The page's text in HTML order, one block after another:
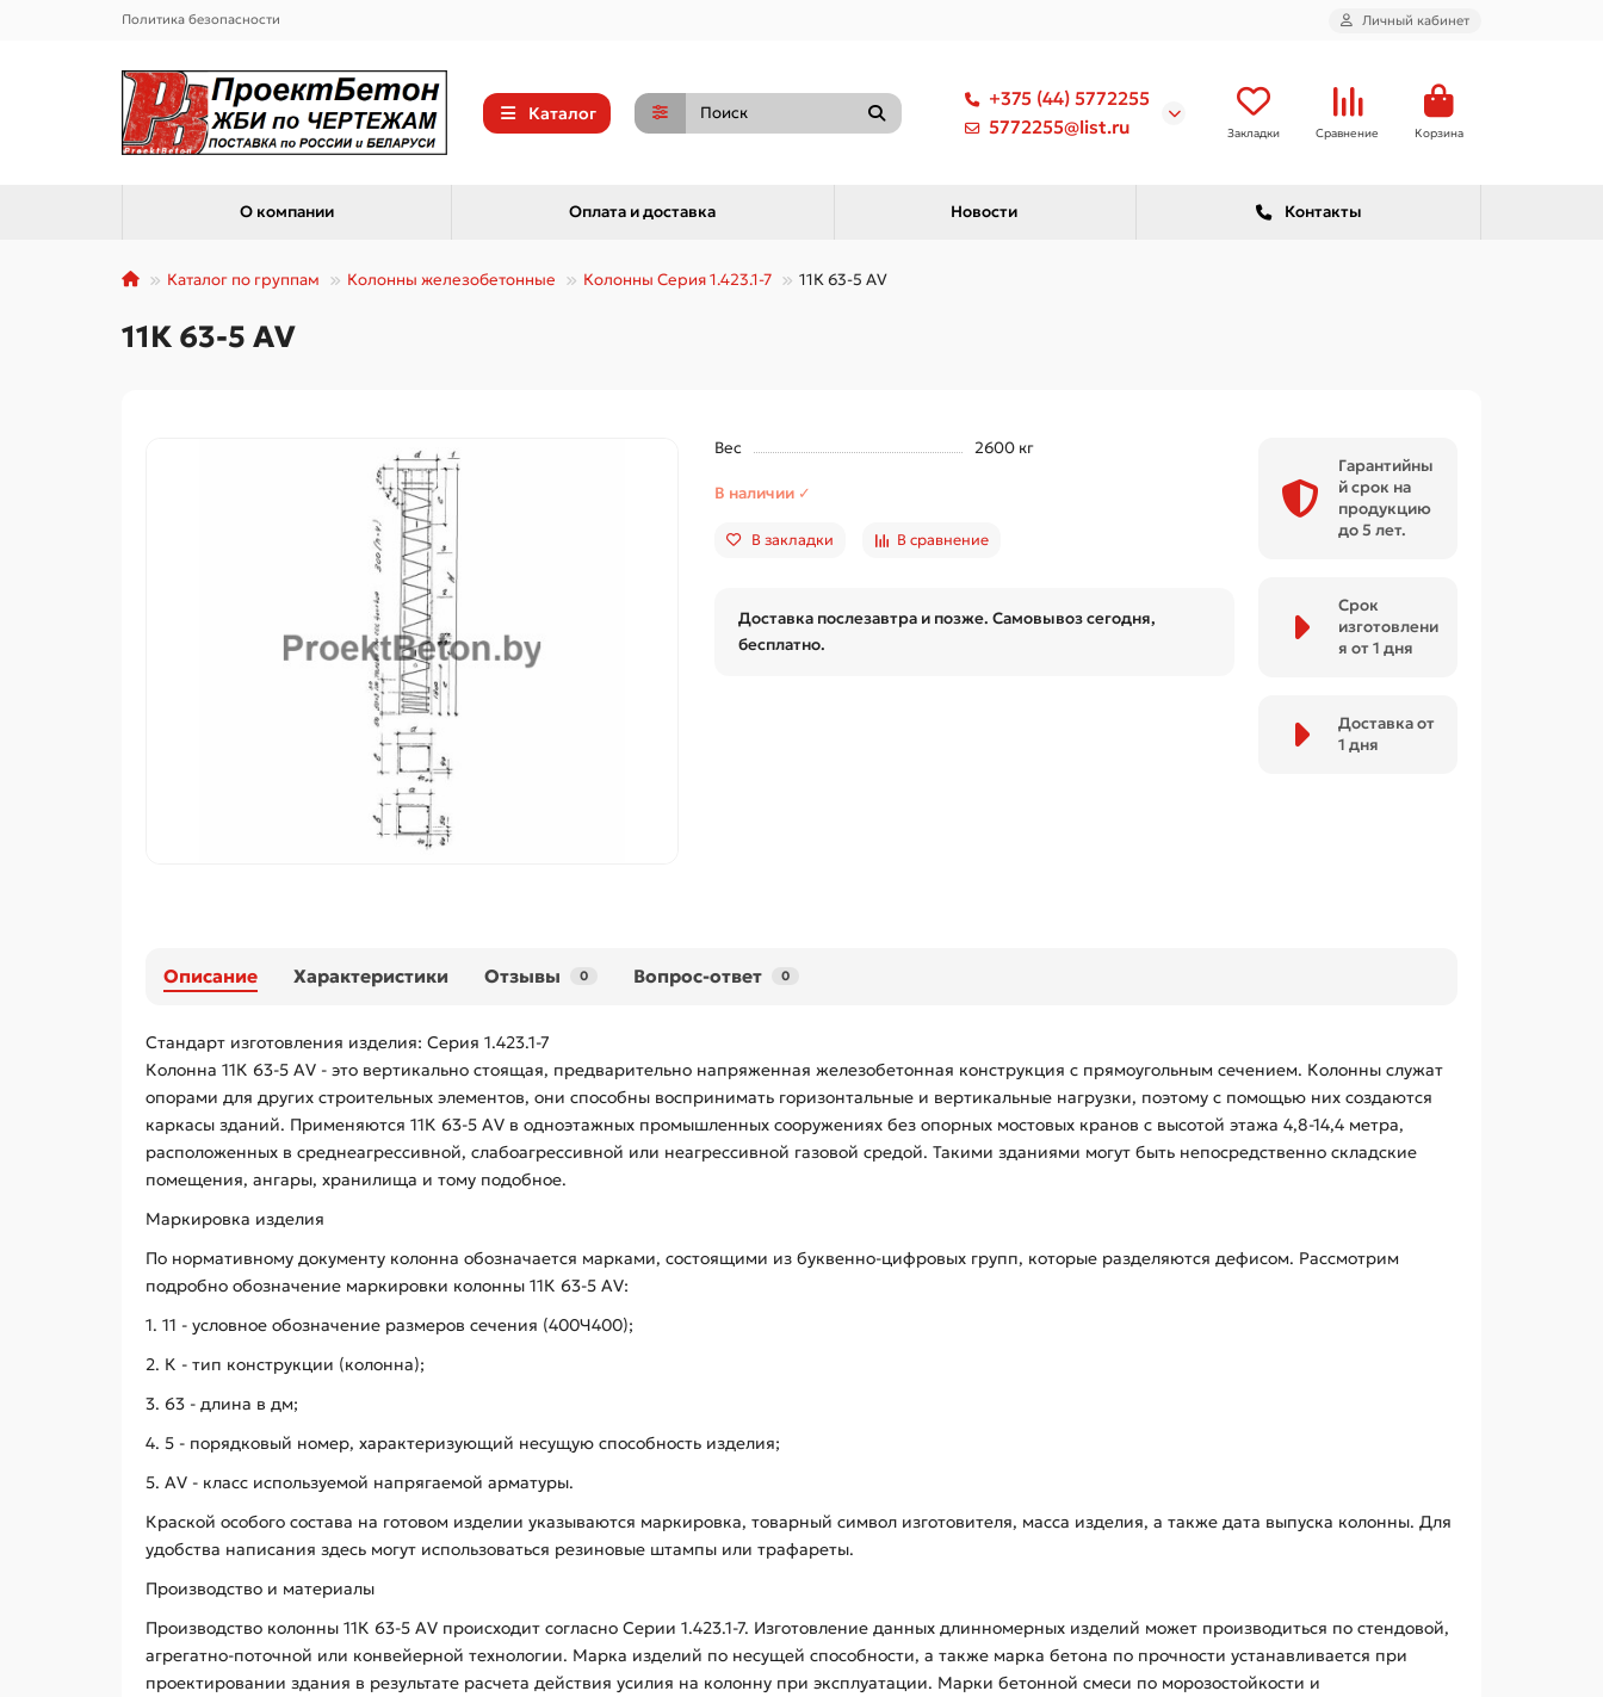
Политика безопасности Личный кабинет
Каталог
+375 (44) 5772255
5772255@list.ru
Закладки Сравнение Корзина
О компании Оплата и доставка Новости Контакты
Каталог по группам Колонны железобетонные Колонны Серия 1.423.1-7 11К 63-5 АV
11К 63-5 АV
Вес 2600 кг
В наличии ✓
В закладки В сравнение
Доставка послезавтра и позже. Самовывоз сегодня,
бесплатно.
Гарантийны
й срок на
продукцию
до 5 лет.
Срок
изготовлени
я от 1 дня
Доставка от
1 дня
Описание Характеристики Отзывы 0 Вопрос-ответ 0
Стандарт изготовления изделия: Серия 1.423.1-7
Колонна 11К 63-5 АV - это вертикально стоящая, предварительно напряженная железобетонная конструкция с прямоугольным сечением. Колонны служат
опорами для других строительных элементов, они способны воспринимать горизонтальные и вертикальные нагрузки, поэтому с помощью них создаются
каркасы зданий. Применяются 11К 63-5 АV в одноэтажных промышленных сооружениях без опорных мостовых кранов с высотой этажа 4,8-14,4 метра,
расположенных в среднеагрессивной, слабоагрессивной или неагрессивной газовой средой. Такими зданиями могут быть непосредственно складские
помещения, ангары, хранилища и тому подобное.
Маркировка изделия
По нормативному документу колонна обозначается марками, состоящими из буквенно-цифровых групп, которые разделяются дефисом. Рассмотрим
подробно обозначение маркировки колонны 11К 63-5 АV:
1. 11 - условное обозначение размеров сечения (400Ч400);
2. К - тип конструкции (колонна);
3. 63 - длина в дм;
4. 5 - порядковый номер, характеризующий несущую способность изделия;
5. AV - класс используемой напрягаемой арматуры.
Краской особого состава на готовом изделии указываются маркировка, товарный символ изготовителя, масса изделия, а также дата выпуска колонны. Для
удобства написания здесь могут использоваться резиновые штампы или трафареты.
Производство и материалы
Производство колонны 11К 63-5 АV происходит согласно Серии 1.423.1-7. Изготовление данных длинномерных изделий может производиться по стендовой,
агрегатно-поточной или конвейерной технологии. Марка изделий по несущей способности, а также марка бетона по прочности устанавливается при
проектировании здания в результате расчета действия усилия на колонну при эксплуатации. Марки бетонной смеси по морозостойкости и